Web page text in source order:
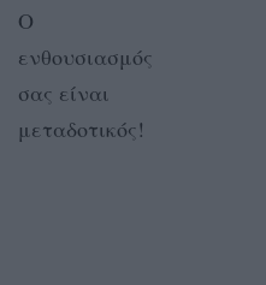
Ο
ενθουσιασμός
σας είναι
μεταδοτικός!